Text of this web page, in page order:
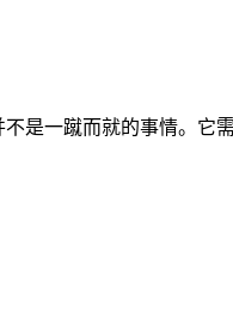
是一蹴而就的事情。它